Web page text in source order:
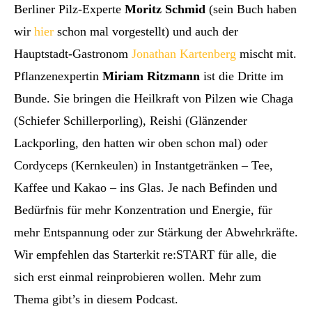
Berliner Pilz-Experte Moritz Schmid (sein Buch haben
wir hier schon mal vorgestellt) und auch der
Hauptstadt-Gastronom Jonathan Kartenberg mischt mit.
Pflanzenexpertin Miriam Ritzmann ist die Dritte im
Bunde. Sie bringen die Heilkraft von Pilzen wie Chaga
(Schiefer Schillerporling), Reishi (Glänzender
Lackporling, den hatten wir oben schon mal) oder
Cordyceps (Kernkeulen) in Instantgetränken – Tee,
Kaffee und Kakao – ins Glas. Je nach Befinden und
Bedürfnis für mehr Konzentration und Energie, für
mehr Entspannung oder zur Stärkung der Abwehrkräfte.
Wir empfehlen das Starterkit re:START für alle, die
sich erst einmal reinprobieren wollen. Mehr zum
Thema gibt’s in diesem Podcast.